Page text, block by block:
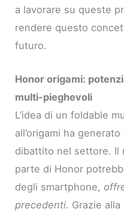
a lavorare su queste
rendere questo
futuro.
Honor origami:
multi-pieghevoli
L’idea di un foldable
all’origami ha
dibattito nel settore. Il
parte di Honor
degli smartphone,
precedenti. Grazie